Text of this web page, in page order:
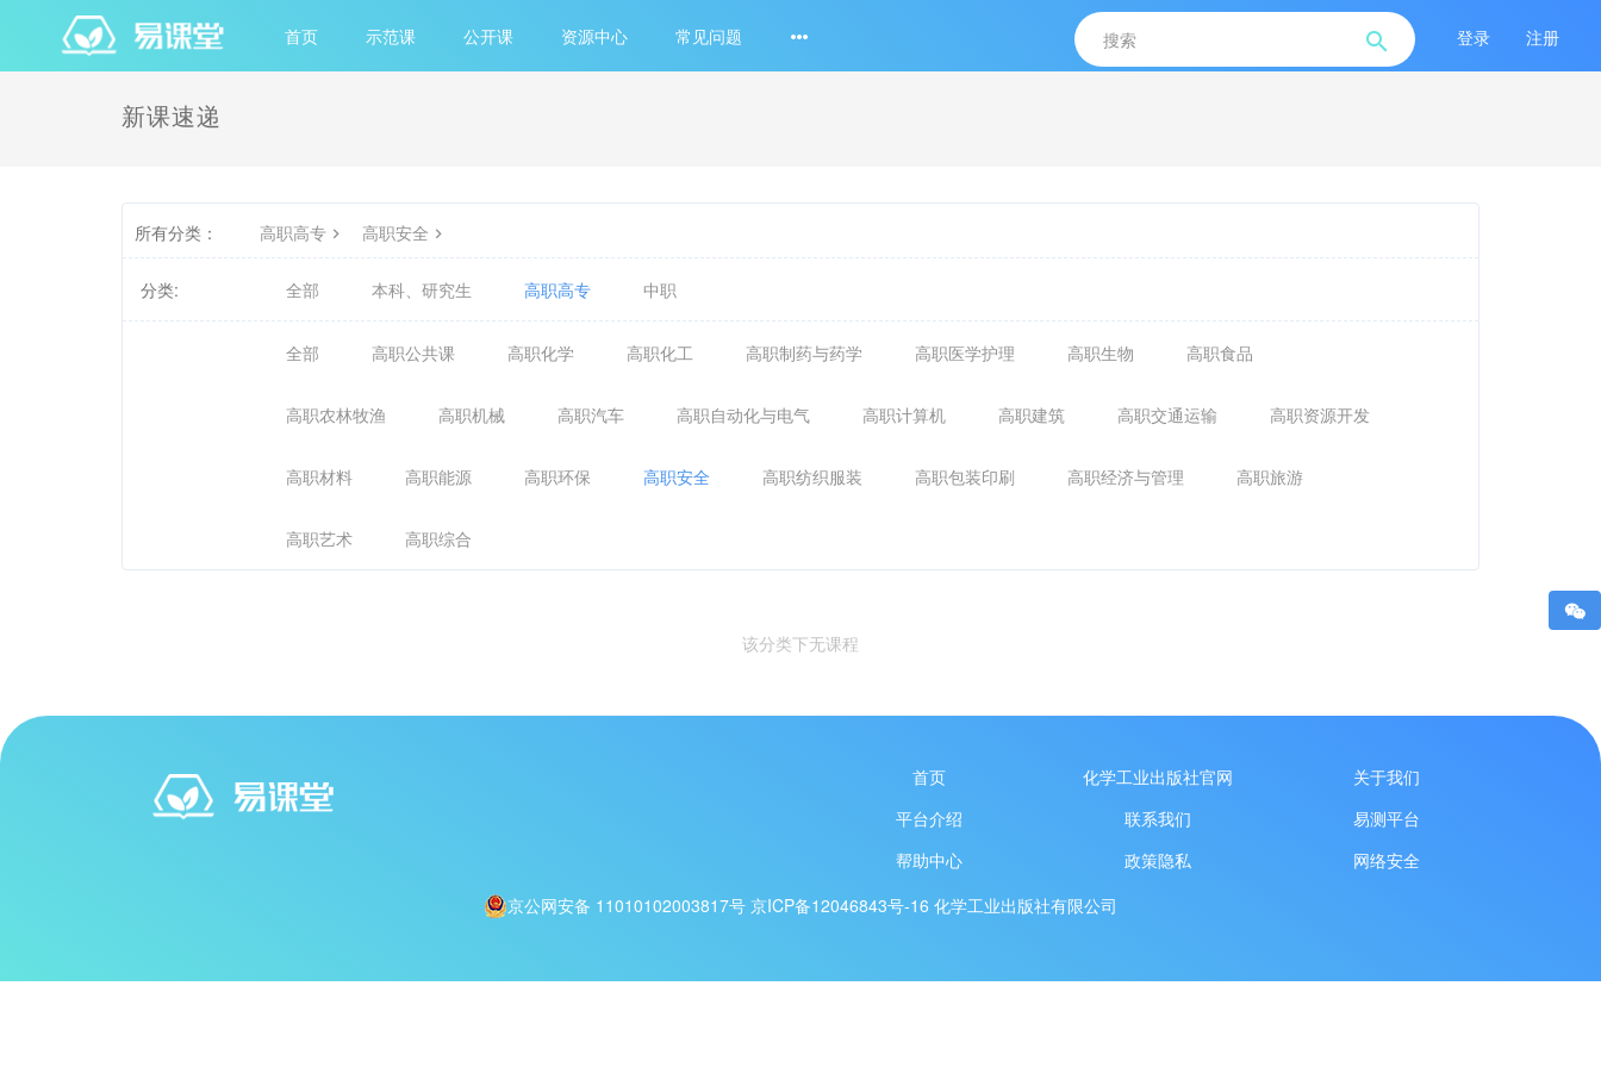
首页 示范课 公开课 资源中心 常见问题 登录 注册
新课速递
所有分类： 高职高专 高职安全
分类: 全部 本科、研究生 高职高专 中职
全部 高职公共课 高职化学 高职化工 高职制药与药学 高职医学护理 高职生物 高职食品
高职农林牧渔 高职机械 高职汽车 高职自动化与电气 高职计算机 高职建筑 高职交通运输 高职资源开发
高职材料 高职能源 高职环保 高职安全 高职纺织服装 高职包装印刷 高职经济与管理 高职旅游
高职艺术 高职综合
该分类下无课程
首页 化学工业出版社官网
关于我们
平台介绍
联系我们
易测平台
帮助中心
政策隐私
网络安全
京公网安备 11010102003817号 京ICP备12046843号-16 化学工业出版社有限公司